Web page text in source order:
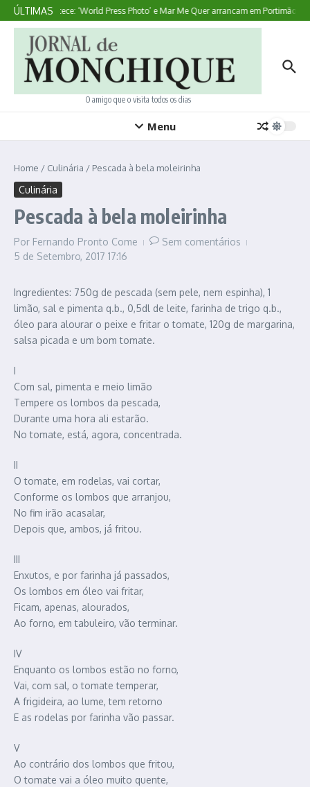
Ir para o conteúdo
ÚLTIMAS
Aqui Acontece: ‘World Press Photo’ e Mar Me Quer arrancam em Portimão
O amigo que o visita todos os dias
Menu
Home / Culinária / Pescada à bela moleirinha
Culinária
Pescada à bela moleirinha
Por Fernando Pronto Come
Sem comentários
5 de Setembro, 2017 17:16
Ingredientes: 750g de pescada (sem pele, nem espinha), 1
limão, sal e pimenta q.b., 0,5dl de leite, farinha de trigo q.b.,
óleo para alourar o peixe e fritar o tomate, 120g de margarina,
salsa picada e um bom tomate.
I
Com sal, pimenta e meio limão
Tempere os lombos da pescada,
Durante uma hora ali estarão.
No tomate, está, agora, concentrada.
II
O tomate, em rodelas, vai cortar,
Conforme os lombos que arranjou,
No fim irão acasalar,
Depois que, ambos, já fritou.
III
Enxutos, e por farinha já passados,
Os lombos em óleo vai fritar,
Ficam, apenas, alourados,
Ao forno, em tabuleiro, vão terminar.
IV
Enquanto os lombos estão no forno,
Vai, com sal, o tomate temperar,
A frigideira, ao lume, tem retorno
E as rodelas por farinha vão passar.
V
Ao contrário dos lombos que fritou,
O tomate vai a óleo muito quente,